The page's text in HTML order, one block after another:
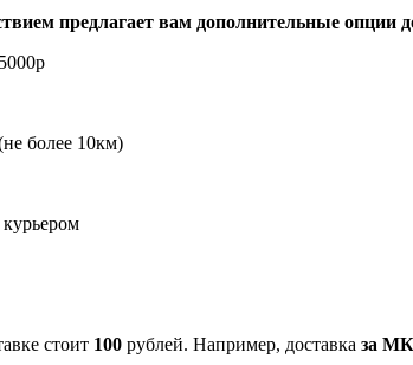
предлагает вам дополнительные опции
более 10км)
курьером
стоит 100 рублей. Например, доставка за